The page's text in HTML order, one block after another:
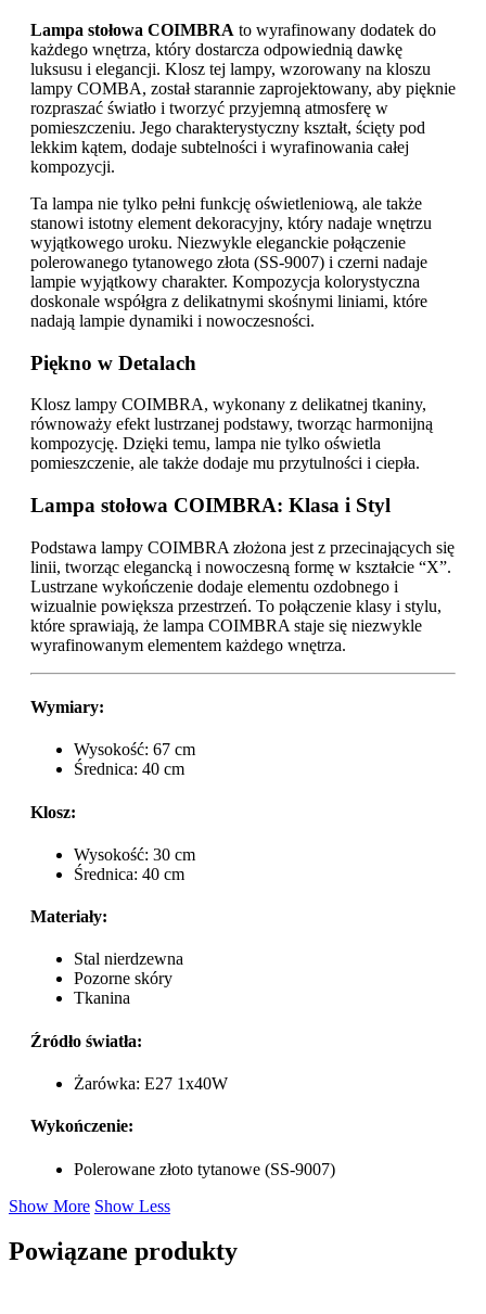
Lampa stołowa COIMBRA to wyrafinowany dodatek do
każdego wnętrza, który dostarcza odpowiednią dawkę
luksusu i elegancji. Klosz tej lampy, wzorowany na kloszu
lampy COMBA, został starannie zaprojektowany, aby pięknie
rozpraszać światło i tworzyć przyjemną atmosferę w
pomieszczeniu. Jego charakterystyczny kształt, ścięty pod
lekkim kątem, dodaje subtelności i wyrafinowania całej
kompozycji.
Ta lampa nie tylko pełni funkcję oświetleniową, ale także
stanowi istotny element dekoracyjny, który nadaje wnętrzu
wyjątkowego uroku. Niezwykle eleganckie połączenie
polerowanego tytanowego złota (SS-9007) i czerni nadaje
lampie wyjątkowy charakter. Kompozycja kolorystyczna
doskonale współgra z delikatnymi skośnymi liniami, które
nadają lampie dynamiki i nowoczesności.
Piękno w Detalach
Klosz lampy COIMBRA, wykonany z delikatnej tkaniny,
równoważy efekt lustrzanej podstawy, tworząc harmonijną
kompozycję. Dzięki temu, lampa nie tylko oświetla
pomieszczenie, ale także dodaje mu przytulności i ciepła.
Lampa stołowa COIMBRA: Klasa i Styl
Podstawa lampy COIMBRA złożona jest z przecinających się
linii, tworząc elegancką i nowoczesną formę w kształcie “X”.
Lustrzane wykończenie dodaje elementu ozdobnego i
wizualnie powiększa przestrzeń. To połączenie klasy i stylu,
które sprawiają, że lampa COIMBRA staje się niezwykle
wyrafinowanym elementem każdego wnętrza.
Wymiary:
Wysokość: 67 cm
Średnica: 40 cm
Klosz:
Wysokość: 30 cm
Średnica: 40 cm
Materiały:
Stal nierdzewna
Pozorne skóry
Tkanina
Źródło światła:
Żarówka: E27 1x40W
Wykończenie:
Polerowane złoto tytanowe (SS-9007)
Show More Show Less
Powiązane produkty